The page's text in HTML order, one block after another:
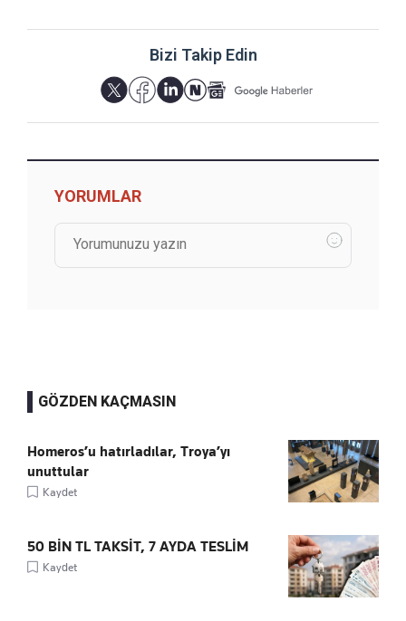
Bizi Takip Edin
YORUMLAR
GÖZDEN KAÇMASIN
Homeros’u hatırladılar, Troya’yı
unuttular
Kaydet
50 BİN TL TAKSİT, 7 AYDA TESLİM
Kaydet